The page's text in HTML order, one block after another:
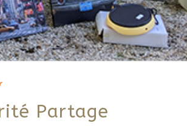
Partage